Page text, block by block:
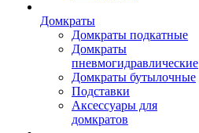
Домкраты
Домкраты подкатные
Домкраты
пневмогидравлические
Домкраты бутылочные
Подставки
Аксессуары для
домкратов